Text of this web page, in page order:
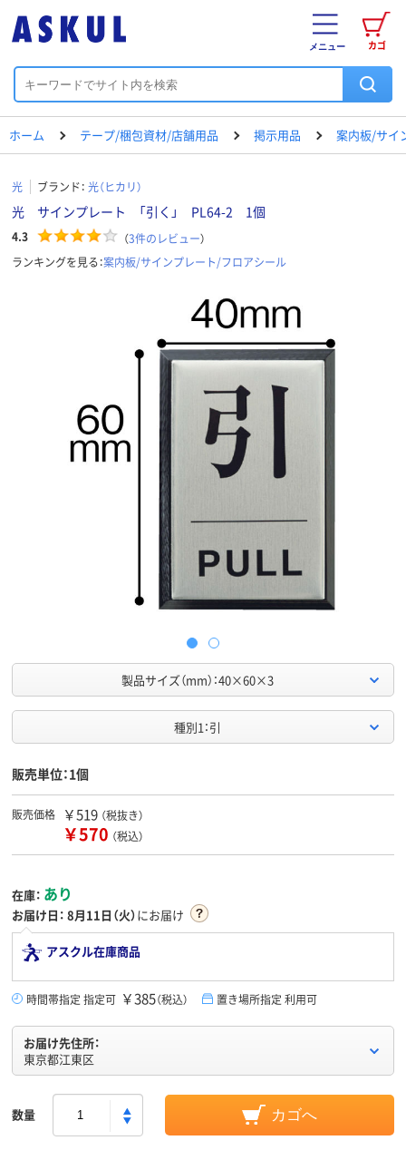
カゴ
メニュー
ホーム テープ/梱包資材/店舗用品 掲示用品 案内板/サイ
光 ブランド： 光（ヒカリ）
光 サインプレート 「引く」 PL64-2 1個
4.3 （3件のレビュー）
ランキングを見る：案内板/サインプレート/フロアシール
製品サイズ（mm）：40×60×3
種別1：引
販売単位：1個
販売価格 ￥519 （税抜き）
￥570 （税込）
在庫： あり
お届け日： 8月11日（火）にお届け
アスクル在庫商品
時間帯指定 指定可 ￥385（税込） 置き場所指定 利用可
お届け先住所：
東京都江東区
数量 カゴへ